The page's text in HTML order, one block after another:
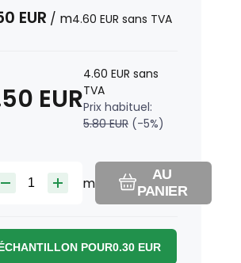
EUR / m4.60 EUR sans TVA
EUR
4.60 EUR sans
TVA
Prix habituel:
5.80 EUR (-5%)
m
AU
PANIER
POUR0.30 EUR